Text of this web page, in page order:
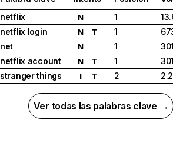
netflix
N 1
netflix login
N T 1
net
N 1
netflix account
N T 1
stranger things
I T 2
Ver todas las palabras clave →